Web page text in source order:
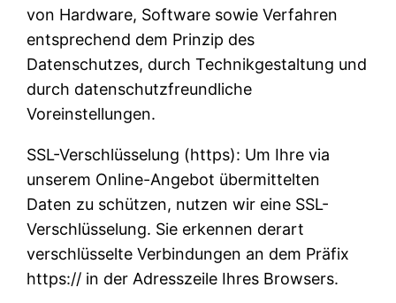
von Hardware, Software sowie Verfahren
entsprechend dem Prinzip des
Datenschutzes, durch Technikgestaltung und
durch datenschutzfreundliche
Voreinstellungen.
SSL-Verschlüsselung (https): Um Ihre via
unserem Online-Angebot übermittelten
Daten zu schützen, nutzen wir eine SSL-
Verschlüsselung. Sie erkennen derart
verschlüsselte Verbindungen an dem Präfix
https:// in der Adresszeile Ihres Browsers.